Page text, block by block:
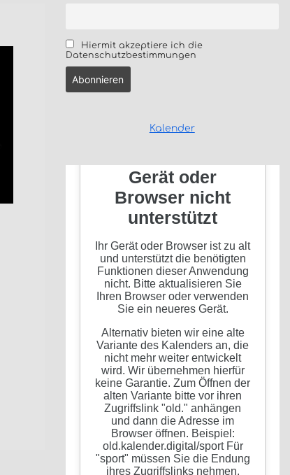
Hiermit akzeptiere ich die
Datenschutzbestimmungen
Kalender